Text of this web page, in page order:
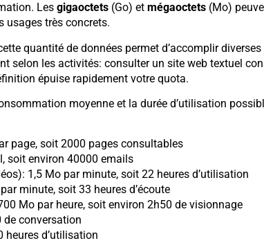
Les gigaoctets(Go) et mégaoctets(Mo)
usages très concrets.
quantité de données permet d’accomplir
selon les activités: consulter un site web textuel
épuise rapidement votre quota.
moyenne et la durée d’utilisation
page, soit 2000 pages consultables
soit environ 40000 emails
1,5 Mo par minute, soit 22 heures d’utilisation
minute, soit 33 heures d’écoute
Mo par heure, soit environ 2h50 de visionnage
conversation
heures d’utilisation